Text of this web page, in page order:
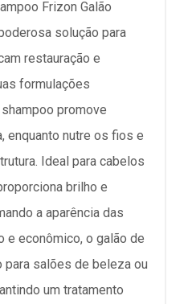
Frizon Galão
solução para
restauração e
formulações
promove
enquanto nutre os fios e
Ideal para cabelos
brilho e
a aparência das
e econômico, o galão de
salões de beleza ou
um tratamento